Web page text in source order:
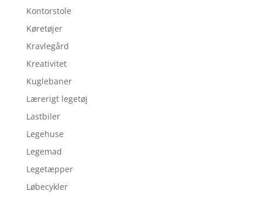
Kontorstole
Køretøjer
Kravlegård
Kreativitet
Kuglebaner
Lærerigt legetøj
Lastbiler
Legehuse
Legemad
Legetæpper
Løbecykler